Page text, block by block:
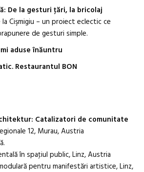
De la gesturi ţări, la bricolaj
Cişmigiu – un proiect eclectic ce
de gesturi simple.
aduse înăuntru
Restaurantul BON
Catalizatori de comunitate
12, Murau, Austria
în spaţiul public, Linz, Austria
pentru manifestări artistice, Linz,